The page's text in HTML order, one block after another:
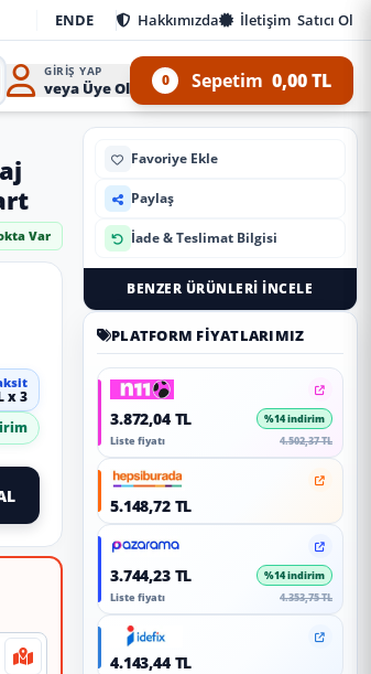
ENDE Hakkımızda İletişim Satıcı Ol
GIRIŞ YAP
veya Üye Ol 0 Sepetim 0,00 TL
Var
x 3
Favoriye Ekle
Paylaş
İade & Teslimat Bilgisi
BENZER ÜRÜNLERI İNCELE
PLATFORM FIYATLARIMIZ
3.872,04 TL %14 indirim
Liste fiyatı 4.502,37 TL
5.148,72 TL
3.744,23 TL %14 indirim
Liste fiyatı 4.353,75 TL
4.143,44 TL